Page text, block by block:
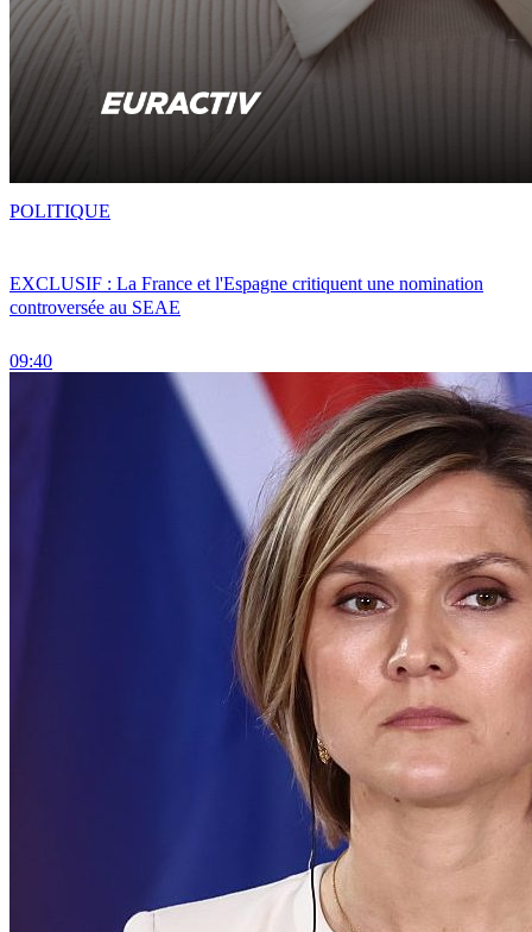
EXCLUSIF : La France et l'Espagne critiquent une nomination
controversée au SEAE
09:40
POLITIQUE